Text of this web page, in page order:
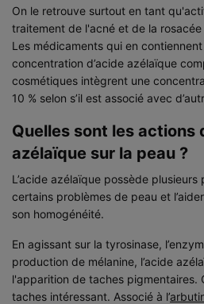
On le retrouve surtout en tant
traitement de l'acné et de la
Les médicaments qui en
concentration d’acide azélaïque
cosmétiques intègrent une
10 % selon s’il est associé avec
Quelles sont les actions
azélaïque sur la peau ?
L’acide azélaïque possède
certains problèmes de peau et
son homogénéité.
En agissant sur la tyrosinase,
production de mélanine, l’acide
l'apparition de taches pigmentaires.
taches intéressant. Associé à l’